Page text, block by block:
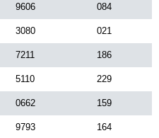
9606 084
3080 021
7211 186
5110 229
0662 159
9793 164